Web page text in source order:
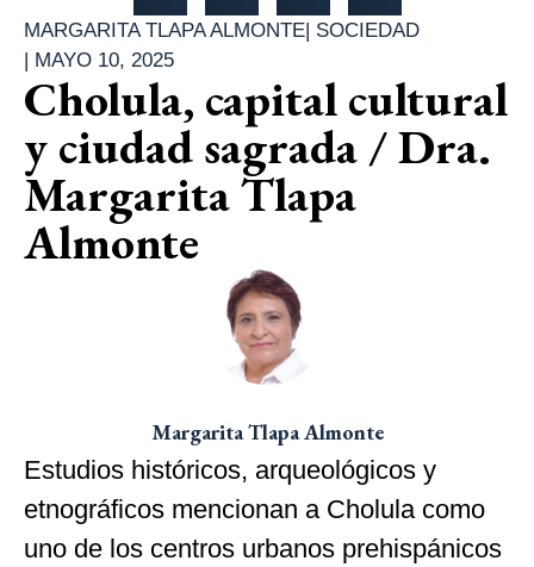
MARGARITA TLAPA ALMONTE SOCIEDAD
MAYO 10, 2025
Cholula, capital cultural
y ciudad sagrada / Dra.
Margarita Tlapa
Almonte
Margarita Tlapa Almonte
Estudios históricos, arqueológicos y
etnográficos mencionan a Cholula como
uno de los centros urbanos prehispánicos